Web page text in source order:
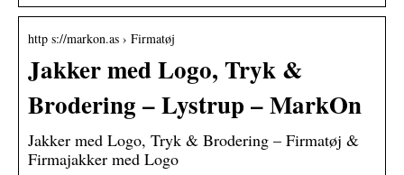
http s://markon.as › Firmatøj
Jakker med Logo, Tryk &
Brodering – Lystrup – MarkOn
Jakker med Logo, Tryk & Brodering – Firmatøj &
Firmajakker med Logo